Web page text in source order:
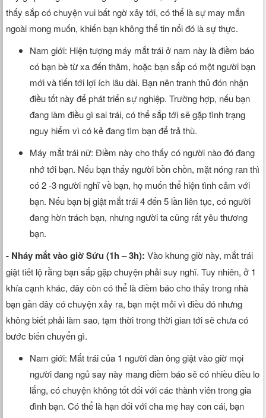
thấy sắp có chuyện vui bất ngờ xảy tới, có thể là sự may mắn
ngoài mong muốn, khiến bạn không thể tin nổi đó là sự thực.
Nam giới: Hiện tượng máy mắt trái ở nam này là điềm báo
có bạn bè từ xa đến thăm, hoặc bạn sắp có một người bạn
mới và tiến tới lợi ích lâu dài. Bạn nên tranh thủ đón nhận
điều tốt này để phát triển sự nghiệp. Trường hợp, nếu bạn
đang làm điều gì sai trái, có thể sắp tới sẽ gặp tình trạng
nguy hiểm vì có kẻ đang tìm bạn để trả thù.
Máy mắt trái nữ: Điềm này cho thấy có người nào đó đang
nhớ tới bạn. Nếu bạn thấy người bồn chồn, mặt nóng ran thì
có 2 -3 người nghĩ về bạn, họ muốn thể hiện tình cảm với
bạn. Nếu bạn bị giật mắt trái 4 đến 5 lần liên tục, có người
đang hờn trách bạn, nhưng người ta cũng rất yêu thương
bạn.
- Nháy mắt vào giờ Sửu (1h – 3h): Vào khung giờ này, mắt trái
giật tiết lộ rằng bạn sắp gặp chuyện phải suy nghĩ. Tuy nhiên, ở 1
khía cạnh khác, đây còn có thể là điềm báo cho thấy trong nhà
bạn gần đây có chuyện xảy ra, bạn mệt mỏi vì điều đó nhưng
không biết phải làm sao, tạm thời trong thời gian tới sẽ chưa có
bước biến chuyển gì.
Nam giới: Mắt trái của 1 người đàn ông giật vào giờ mọi
người đang ngủ say này mang điềm báo sẽ có nhiều điều lo
lắng, có chuyện không tốt đối với các thành viên trong gia
đình bạn. Có thể là hạn đối với cha mẹ hay con cái, bạn